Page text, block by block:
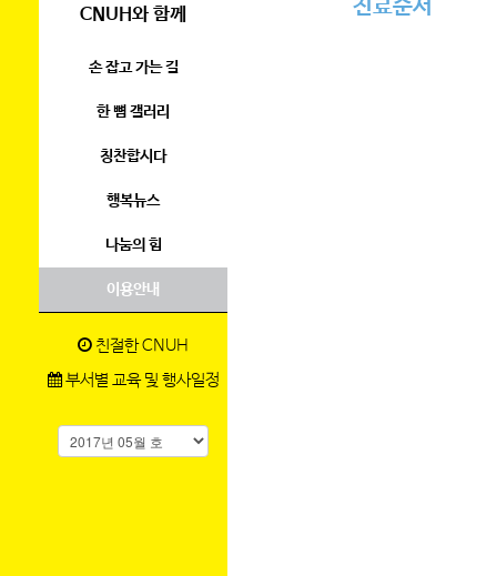
CNUH와 함께
손 잡고 가는 길
한 뼘 갤러리
칭찬합시다
행복뉴스
나눔의 힘
이용안내
친절한 CNUH
부서별 교육 및 행사일정
진료순서